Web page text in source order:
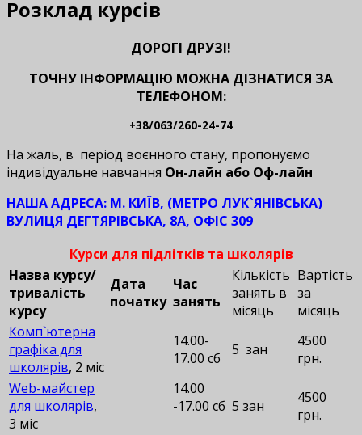
Розклад курсів
ДОРОГІ ДРУЗІ!
ТОЧНУ ІНФОРМАЦІЮ МОЖНА ДІЗНАТИСЯ ЗА
ТЕЛЕФОНОМ:
+38/063/260-24-74
На жаль, в період воєнного стану, пропонуємо
індивідуальне навчання Он-лайн або Оф-лайн
НАША АДРЕСА: М. КИЇВ, (МЕТРО ЛУК`ЯНІВСЬКА)
ВУЛИЦЯ ДЕГТЯРІВСЬКА, 8А, ОФІС 309
Курси для підлітків та школярів
Назва курсу/
тривалість
курсу
Дата
початку
Час
занять
Кількість
занять в
місяць
Вартість
за
місяць
Комп`ютерна
графіка для
школярів, 2 міс
14.00-
17.00 сб
5 зан
4500
грн.
Web-майстер
для школярів,
3 міс
14.00
-17.00 сб 5 зан
4500
грн.